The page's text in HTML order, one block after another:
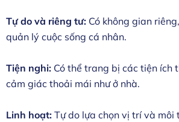
Tự do và riêng tư: Có không gian
quản lý cuộc sống cá nhân.
Tiện nghi: Có thể trang bị các tiện ích
cảm giác thoải mái như ở nhà.
Linh hoạt: Tự do lựa chọn vị trí và môi